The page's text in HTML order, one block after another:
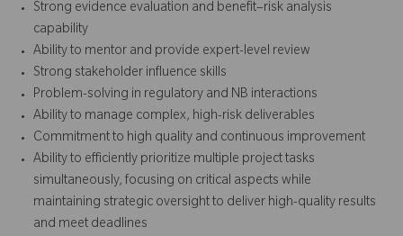
Strong evidence evaluation and benefit–risk analysis
capability
Ability to mentor and provide expert-level review
Strong stakeholder influence skills
Problem-solving in regulatory and NB interactions
Ability to manage complex, high-risk deliverables
Commitment to high quality and continuous improvement
Ability to efficiently prioritize multiple project tasks
simultaneously, focusing on critical aspects while
maintaining strategic oversight to deliver high-quality results
and meet deadlines